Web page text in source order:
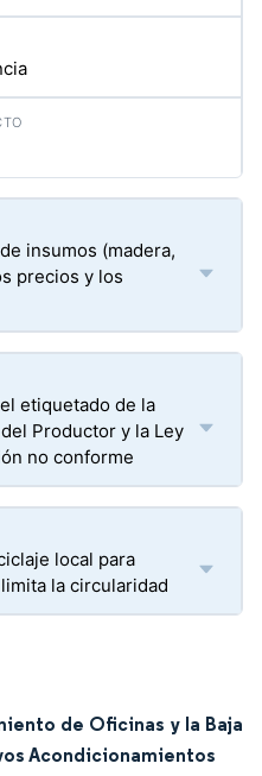
insumos (madera,
precios y los
etiquetado de la
Productor y la Ley
no conforme
local para
la circularidad
de Oficinas y la Baja
Acondicionamientos